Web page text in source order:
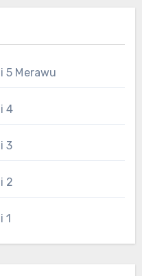
5 Merawu
4
3
2
1